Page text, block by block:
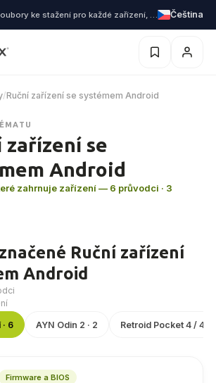
Čeština
/Ruční zařízení se systémem Android
zařízení se
Android
zahrnuje zařízení — 6 průvodci · 3
Ruční zařízení
Android
6 AYN Odin 2 · 2 Retroid Pocket 4 / 4
Firmware a BIOS